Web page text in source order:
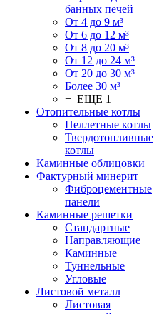
банных печей
От 4 до 9 м³
От 6 до 12 м³
От 8 до 20 м³
От 12 до 24 м³
От 20 до 30 м³
Более 30 м³
+ ЕЩЕ 1
Отопительные котлы
Пеллетные котлы
Твердотопливные
котлы
Каминные облицовки
Фактурный минерит
Фиброцементные
панели
Каминные решетки
Стандартные
Направляющие
Каминные
Туннельные
Угловые
Листовой металл
Листовая